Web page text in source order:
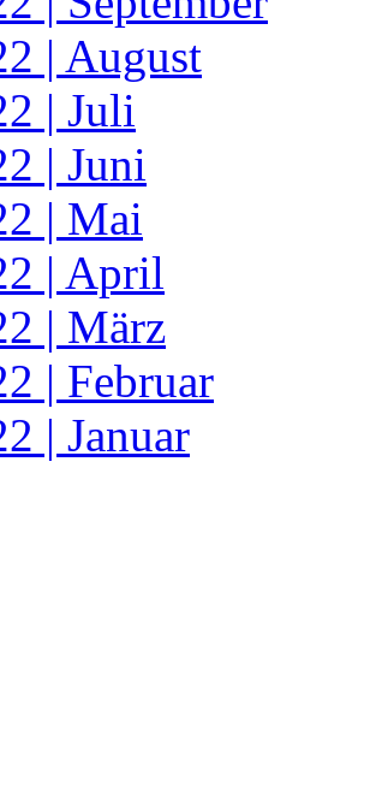
| August
| Juli
| Juni
| Mai
| April
| März
| Februar
| Januar